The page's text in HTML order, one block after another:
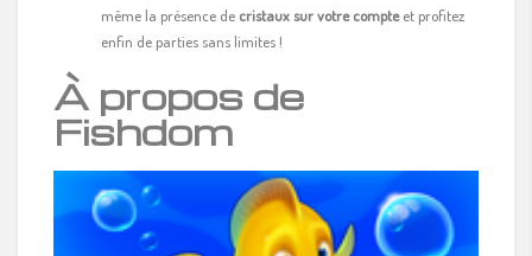
même la présence de cristaux sur votre compteet profitez
enfin de parties sans limites !
À propos de
Fishdom